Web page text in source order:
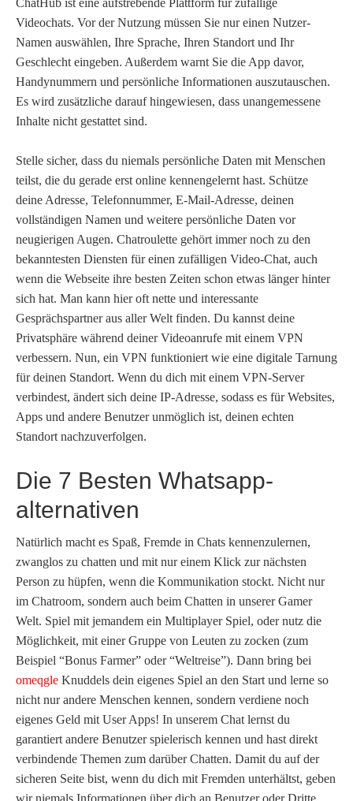
ChatHub ist eine aufstrebende Plattform für zufällige
Videochats. Vor der Nutzung müssen Sie nur einen Nutzer-
Namen auswählen, Ihre Sprache, Ihren Standort und Ihr
Geschlecht eingeben. Außerdem warnt Sie die App davor,
Handynummern und persönliche Informationen auszutauschen.
Es wird zusätzliche darauf hingewiesen, dass unangemessene
Inhalte nicht gestattet sind.
Stelle sicher, dass du niemals persönliche Daten mit Menschen
teilst, die du gerade erst online kennengelernt hast. Schütze
deine Adresse, Telefonnummer, E-Mail-Adresse, deinen
vollständigen Namen und weitere persönliche Daten vor
neugierigen Augen. Chatroulette gehört immer noch zu den
bekanntesten Diensten für einen zufälligen Video-Chat, auch
wenn die Webseite ihre besten Zeiten schon etwas länger hinter
sich hat. Man kann hier oft nette und interessante
Gesprächspartner aus aller Welt finden. Du kannst deine
Privatsphäre während deiner Videoanrufe mit einem VPN
verbessern. Nun, ein VPN funktioniert wie eine digitale Tarnung
für deinen Standort. Wenn du dich mit einem VPN-Server
verbindest, ändert sich deine IP-Adresse, sodass es für Websites,
Apps und andere Benutzer unmöglich ist, deinen echten
Standort nachzuverfolgen.
Die 7 Besten Whatsapp-
alternativen
Natürlich macht es Spaß, Fremde in Chats kennenzulernen,
zwanglos zu chatten und mit nur einem Klick zur nächsten
Person zu hüpfen, wenn die Kommunikation stockt. Nicht nur
im Chatroom, sondern auch beim Chatten in unserer Gamer
Welt. Spiel mit jemandem ein Multiplayer Spiel, oder nutz die
Möglichkeit, mit einer Gruppe von Leuten zu zocken (zum
Beispiel “Bonus Farmer” oder “Weltreise”). Dann bring bei
omeqgle Knuddels dein eigenes Spiel an den Start und lerne so
nicht nur andere Menschen kennen, sondern verdiene noch
eigenes Geld mit User Apps! In unserem Chat lernst du
garantiert andere Benutzer spielerisch kennen und hast direkt
verbindende Themen zum darüber Chatten. Damit du auf der
sicheren Seite bist, wenn du dich mit Fremden unterhältst, geben
wir niemals Informationen über dich an Benutzer oder Dritte